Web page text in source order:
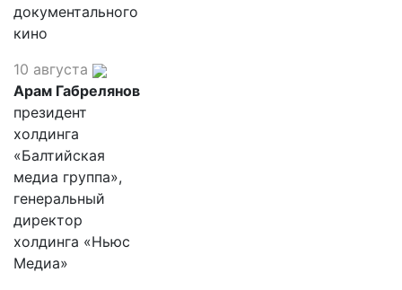
документального
кино
10 августа
Арам Габрелянов
президент
холдинга
«Балтийская
медиа группа»,
генеральный
директор
холдинга «Ньюс
Медиа»